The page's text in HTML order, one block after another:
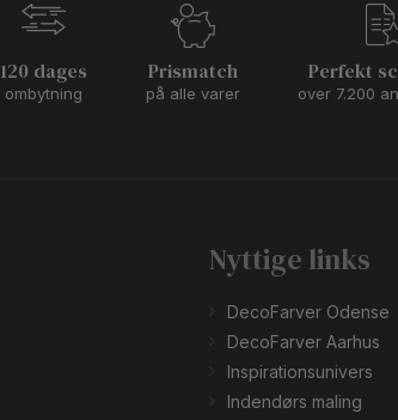
120 dages
ombytning
Prismatch
på alle varer
Perfekt
over 7.200
Nyttige links
DecoFarver Odense
DecoFarver Aarhus
Inspirationsunivers
Indendørs maling